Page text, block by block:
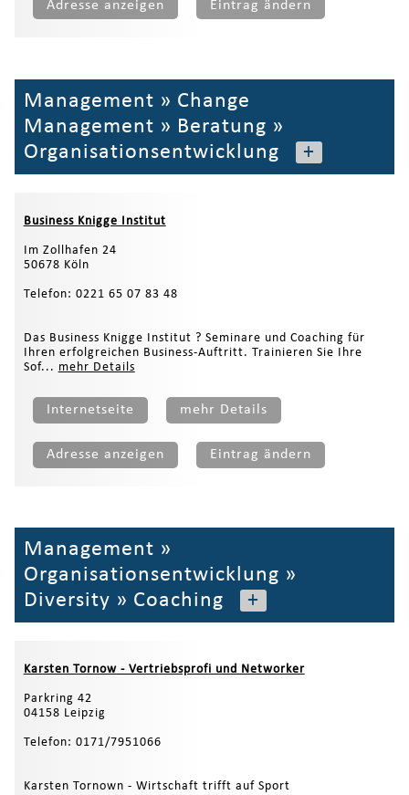
Adresse anzeigen Eintrag ändern
Management » Change
Management » Beratung »
Organisationsentwicklung
+
Business Knigge Institut
Im Zollhafen 24
50678 Köln
Telefon: 0221 65 07 83 48
Das Business Knigge Institut ? Seminare und Coaching für
Ihren erfolgreichen Business-Auftritt. Trainieren Sie Ihre
Sof... mehr Details
Internetseite mehr Details
Adresse anzeigen Eintrag ändern
Management »
Organisationsentwicklung »
Diversity » Coaching +
Karsten Tornow - Vertriebsprofi und Networker
Parkring 42
04158 Leipzig
Telefon: 0171/7951066
Karsten Tornown - Wirtschaft trifft auf Sport